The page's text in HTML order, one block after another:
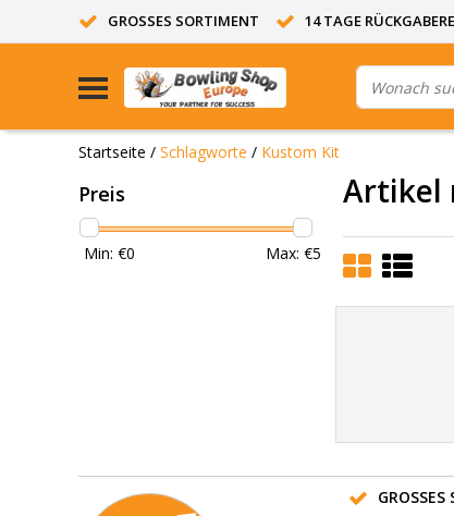
GROSSES SORTIMENT 14 TAGE
Startseite / Schlagworte / Kustom Kit
Preis
Min: €0 Max: €5
Artikel
GROSSES